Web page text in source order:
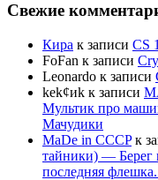
Свежие
Кира к записи CS
FoFan к записи
Leonardo к записи
kek¢иk к записи
Мультик про
Мачудики
MaDe in CCCPк
тайники) —
последняя